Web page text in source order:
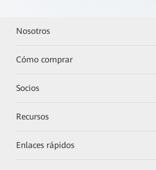
Nosotros
Cómo comprar
Socios
Recursos
Enlaces rápidos